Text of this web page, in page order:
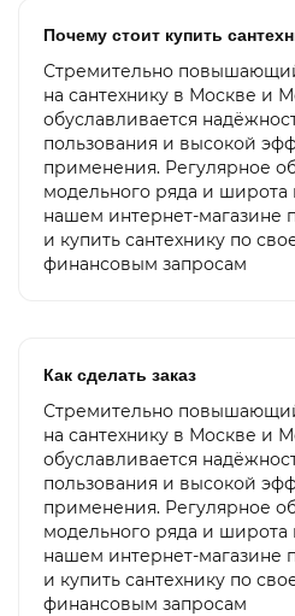
Почему стоит купить
Стремительно
на сантехнику в Москве и
обуславливается
пользования и высокой
применения. Регулярное
модельного ряда и широта
нашем интернет-магазине
и купить сантехнику по
финансовым запросам
Как сделать заказ
Стремительно
на сантехнику в Москве и
обуславливается
пользования и высокой
применения. Регулярное
модельного ряда и широта
нашем интернет-магазине
и купить сантехнику по
финансовым запросам